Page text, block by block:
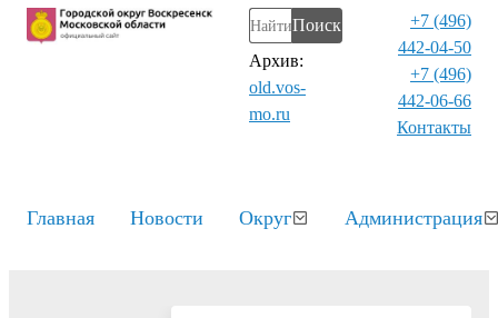
Поиск
Архив:
old.vos-
mo.ru
+7 (496)
442-04-50
+7 (496)
442-06-66
Контакты⁠
Главная Новости Округ Администрация